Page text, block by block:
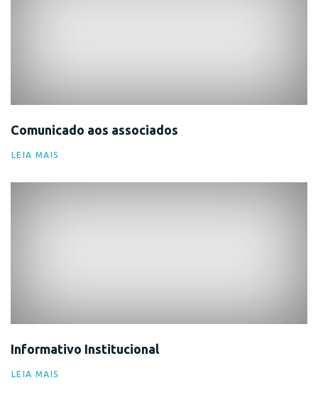
Comunicado aos associados
LEIA MAISComunicado
Informativo Institucional
LEIA MAIS